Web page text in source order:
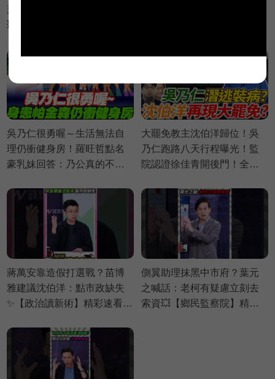
葉元之酸：那王定宇很專情
💥？【鄉民監察院】精彩速
吳乃仁很勇喔～生活無法自
理仍衝健身房！羅旺哲點名
豪乳妹回答：乃公真的不行
侯漢廷【鄉民監察院】必看
爆點💥20260805
大罷免教主沈伯洋歸位！吳
乃仁跑路八天行程曝光！監
院認證徐佳青開後門！全黨
｜謝寒冰 葉元之 羅旺哲 侯漢
廷【鄉民監察院】完整版
20260805
蔣萬安靠造假打選戰？苗博
雅建議沈伯洋：點市政缺失
✨【政治讀新術】精彩速看
側翼助理抹黑中市府？葉元
之喊話：老柯有疑慮立刻去
索資💥【鄉民監察院】精彩